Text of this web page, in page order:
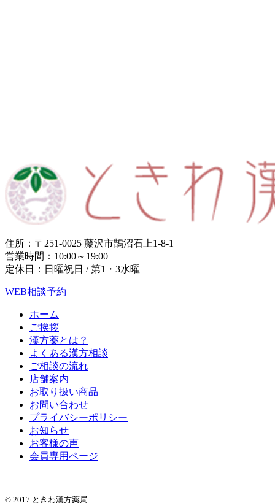
住所：〒251-0025 藤沢市鵠沼石上1-8-1
営業時間：10:00～19:00
定休日：日曜祝日 / 第1・3水曜
WEB相談予約
ホーム
ご挨拶
漢方薬とは？
よくある漢方相談
ご相談の流れ
店舗案内
お取り扱い商品
お問い合わせ
プライバシーポリシー
お知らせ
お客様の声
会員専用ページ
© 2017 ときわ漢方薬局.